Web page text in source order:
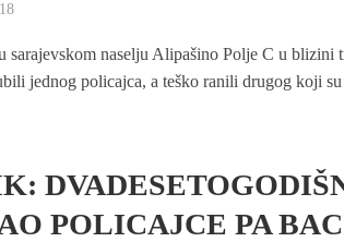
sarajevskom naselju Alipašino Polje C u blizini
jednog policajca, a teško ranili drugog koji
POLICAJCE PA